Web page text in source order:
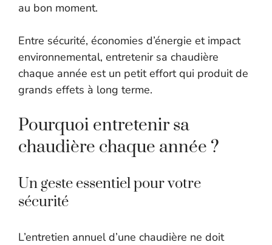
au bon moment.
Entre sécurité, économies d’énergie et impact
environnemental, entretenir sa chaudière
chaque année est un petit effort qui produit de
grands effets à long terme.
Pourquoi entretenir sa
chaudière chaque année ?
Un geste essentiel pour votre
sécurité
L’entretien annuel d’une chaudière ne doit